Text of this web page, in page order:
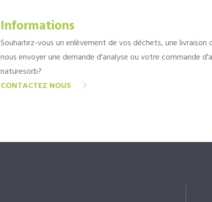
Informations
Souhaitez-vous un enlèvement de vos déchets, une livraison
nous envoyer une demande d'analyse ou votre commande
naturesorb?
CONTACTEZ NOUS